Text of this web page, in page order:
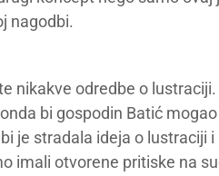
nagodbi.
nikakve odredbe o
bi gospodin Batić
je stradala ideja o lustraciji
imali otvorene pritiske na